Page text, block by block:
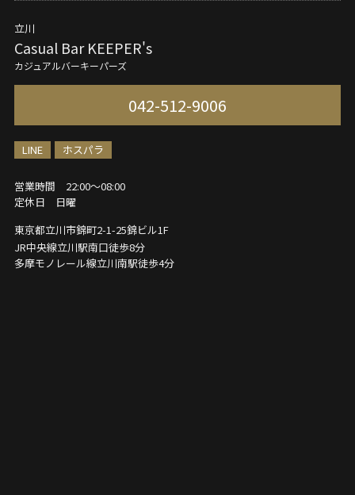
立川
Casual Bar KEEPER's
カジュアルバーキーパーズ
042-512-9006
LINE ホスパラ
営業時間 22:00～08:00
定休日 日曜
東京都立川市錦町2-1-25錦ビル1F
JR中央線立川駅南口徒歩8分
多摩モノレール線立川南駅徒歩4分